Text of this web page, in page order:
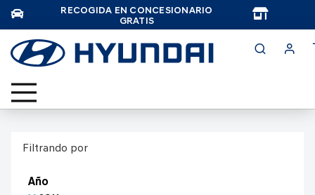
RECOGIDA EN CONCESIONARIO
GRATIS
Filtrando por
Año